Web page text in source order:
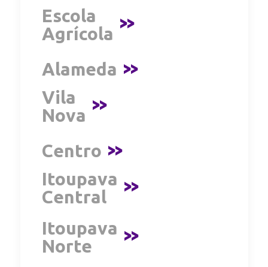
Escola
Agrícola >>
Alameda >>
Vila
Nova >>
Centro >>
Itoupava
Central
>>
Itoupava
Norte
>>